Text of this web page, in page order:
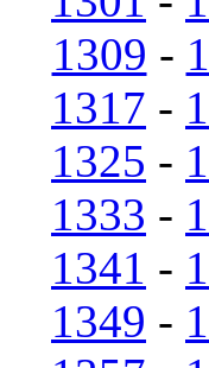
1309 -
1317 -
1325 -
1333 -
1341 -
1349 -